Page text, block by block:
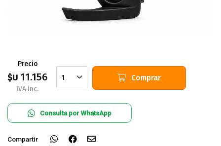
Precio
$U 11.156
IVA inc.
1 Comprar
Consulta por WhatsApp
Compartir